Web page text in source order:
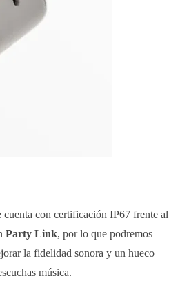
cuenta con certificación IP67 frente al
Party Link, por lo que podremos
la fidelidad sonora y un hueco
música.